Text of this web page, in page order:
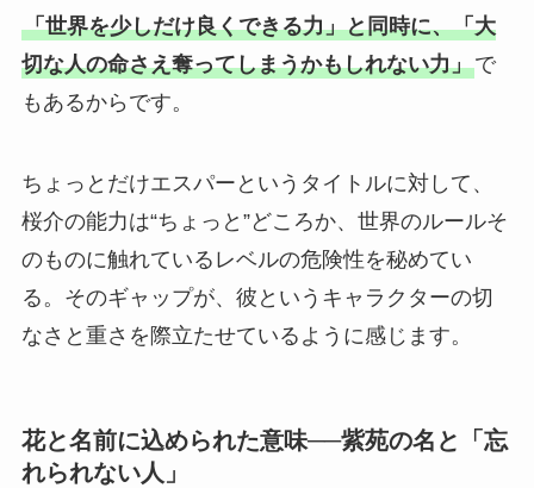
「世界を少しだけ良くできる力」と同時に、「大
切な人の命さえ奪ってしまうかもしれない力」で
もあるからです。
ちょっとだけエスパーというタイトルに対して、
桜介の能力は“ちょっと”どころか、世界のルールそ
のものに触れているレベルの危険性を秘めてい
る。そのギャップが、彼というキャラクターの切
なさと重さを際立たせているように感じます。
花と名前に込められた意味──紫苑の名と「忘
れられない人」